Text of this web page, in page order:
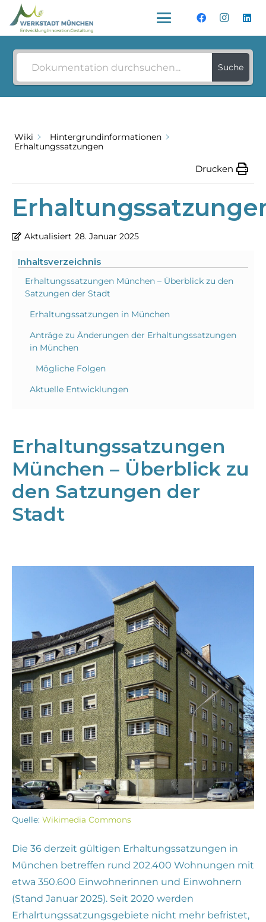
Wie können wir helfen?
Suche
Wiki
Hintergrundinformationen
Erhaltungssatzungen
Drucken
Aktualisiert 28. Januar 2025
Inhaltsverzeichnis
Erhaltungssatzungen München – Überblick zu den
Satzungen der Stadt
Erhaltungssatzungen in München
Anträge zu Änderungen der Erhaltungssatzungen
in München
Mögliche Folgen
Aktuelle Entwicklungen
Erhaltungssatzungen
München – Überblick zu
den Satzungen der
Stadt
Quelle: Wikimedia Commons
Die 36 derzeit gültigen Erhaltungssatzungen in
München betreffen rund 202.400 Wohnungen mit
etwa 350.600 Einwohnerinnen und Einwohnern
(Stand Januar 2025). Seit 2020 werden
Erhalrtungssatzungsgebiete nicht mehr befristet,